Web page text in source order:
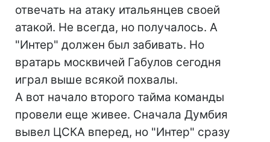
отвечать на атаку итальянцев своей
атакой. Не всегда, но получалось. А
"Интер" должен был забивать. Но
вратарь москвичей Габулов сегодня
играл выше всякой похвалы.
А вот начало второго тайма команды
провели еще живее. Сначала Думбия
вывел ЦСКА вперед, но "Интер" сразу